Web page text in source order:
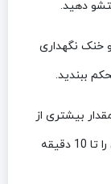
دهید.
خنک نگهداری
ببندید.
بیشتری از
ماسک را استفاده کرده و مدت زمان ماندگاری آن را تا 10 دقیقه